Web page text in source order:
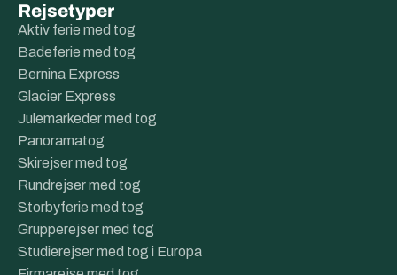
Rejsetyper
Aktiv ferie med tog
Badeferie med tog
Bernina Express
Glacier Express
Julemarkeder med tog
Panoramatog
Skirejser med tog
Rundrejser med tog
Storbyferie med tog
Grupperejser med tog
Studierejser med tog i Europa